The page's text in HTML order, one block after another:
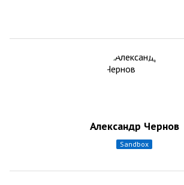
Александр Чернов
sandbox